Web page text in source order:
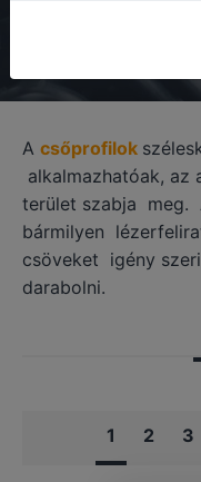
A csőprofilok
alkalmazhatóak, az
terület szabja meg.
bármilyen
csöveket igény
darabolni.
1 2 3